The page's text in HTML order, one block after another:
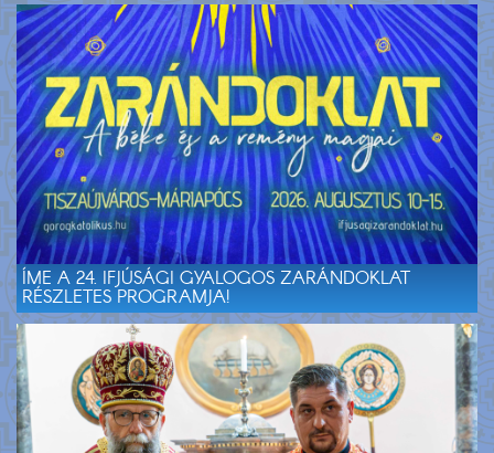
ÍME A 24. IFJÚSÁGI GYALOGOS ZARÁNDOKLAT
RÉSZLETES PROGRAMJA!